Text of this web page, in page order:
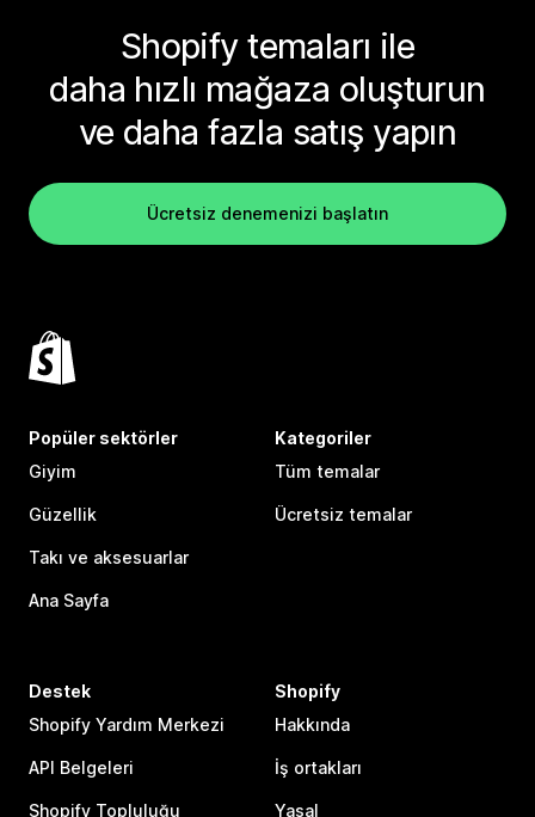
Shopify temaları ile
daha hızlı mağaza oluşturun
ve daha fazla satış yapın
Ücretsiz denemenizi başlatın
Popüler sektörler
Giyim
Güzellik
Takı ve aksesuarlar
Ana Sayfa
Kategoriler
Tüm temalar
Ücretsiz temalar
Destek
Shopify Yardım Merkezi
API Belgeleri
Shopify Topluluğu
Shopify
Hakkında
İş ortakları
Yasal